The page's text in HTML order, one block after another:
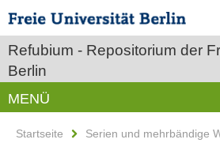
Refubium - Repositorium der
Berlin
MENÜ
Startseite Serien und mehrbändige